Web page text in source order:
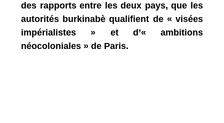
des rapports entre les deux pays, que les
autorités burkinabè qualifient de « visées
impérialistes » et d’« ambitions
néocoloniales » de Paris.